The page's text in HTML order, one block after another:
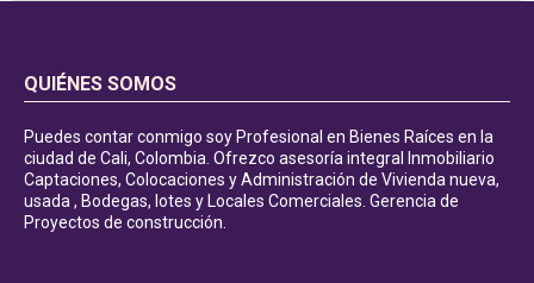
QUIÉNES SOMOS
Puedes contar conmigo soy Profesional en Bienes Raíces en la
ciudad de Cali, Colombia. Ofrezco asesoría integral Inmobiliario
Captaciones, Colocaciones y Administración de Vivienda nueva,
usada , Bodegas, lotes y Locales Comerciales. Gerencia de
Proyectos de construcción.